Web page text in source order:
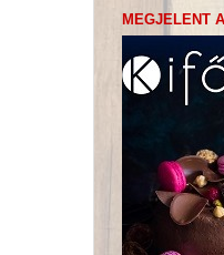
MEGJELENT